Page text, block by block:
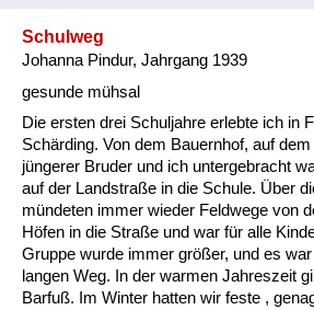
Menschen am Ho...
Schulweg
Johanna Pindur, Jahrgang 1939
gesunde mühsal
Die ersten drei Schuljahre erlebte ich in
Schärding. Von dem Bauernhof, auf
jüngerer Bruder und ich untergebracht
auf der Landstraße in die Schule. Über
mündeten immer wieder Feldwege von
Höfen in die Straße und war für alle
Gruppe wurde immer größer, und es
langen Weg. In der warmen Jahreszeit
Barfuß. Im Winter hatten wir feste ,